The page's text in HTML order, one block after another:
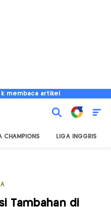
membaca artikel
CHAMPIONS LIGA INGGRIS
Tambahan di